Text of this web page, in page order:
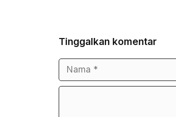
Tinggalkan komentar
Nama
Surel
Komentar